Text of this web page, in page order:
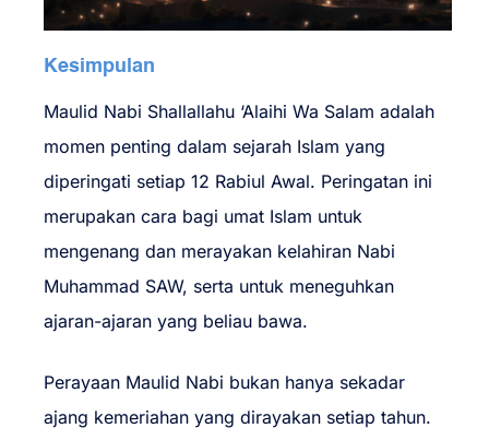
Kesimpulan
Maulid Nabi Shallallahu ‘Alaihi Wa Salam adalah
momen penting dalam sejarah Islam yang
diperingati setiap 12 Rabiul Awal. Peringatan ini
merupakan cara bagi umat Islam untuk
mengenang dan merayakan kelahiran Nabi
Muhammad SAW, serta untuk meneguhkan
ajaran-ajaran yang beliau bawa.
Perayaan Maulid Nabi bukan hanya sekadar
ajang kemeriahan yang dirayakan setiap tahun.